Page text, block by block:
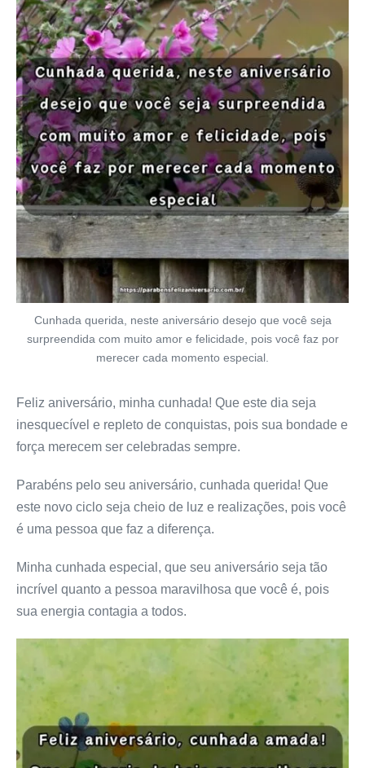
Cunhada querida, neste aniversário desejo que você seja
surpreendida com muito amor e felicidade, pois você faz por
merecer cada momento especial.
Feliz aniversário, minha cunhada! Que este dia seja
inesquecível e repleto de conquistas, pois sua bondade e
força merecem ser celebradas sempre.
Parabéns pelo seu aniversário, cunhada querida! Que
este novo ciclo seja cheio de luz e realizações, pois você
é uma pessoa que faz a diferença.
Minha cunhada especial, que seu aniversário seja tão
incrível quanto a pessoa maravilhosa que você é, pois
sua energia contagia a todos.